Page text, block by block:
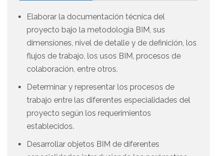
Elaborar la documentación técnica del
proyecto bajo la metodología BIM, sus
dimensiones, nivel de detalle y de definición, los
flujos de trabajo, los usos BIM, procesos de
colaboración, entre otros.
Determinar y representar los procesos de
trabajo entre las diferentes especialidades del
proyecto según los requerimientos
establecidos.
Desarrollar objetos BIM de diferentes